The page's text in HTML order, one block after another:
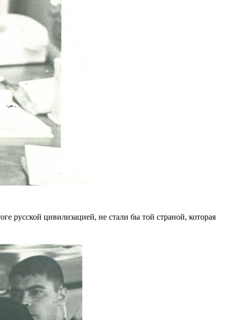
русской цивилизацией, не стали бы той страной, которая